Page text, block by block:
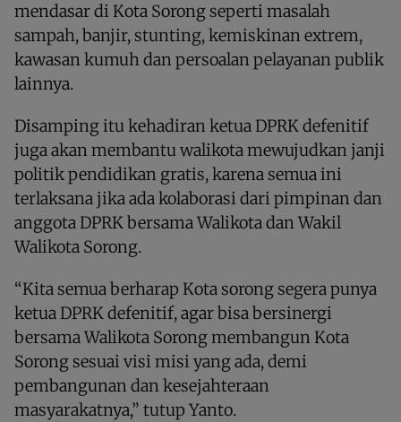
mendasar di Kota Sorong seperti masalah
sampah, banjir, stunting, kemiskinan extrem,
kawasan kumuh dan persoalan pelayanan publik
lainnya.
Disamping itu kehadiran ketua DPRK defenitif
juga akan membantu walikota mewujudkan janji
politik pendidikan gratis, karena semua ini
terlaksana jika ada kolaborasi dari pimpinan dan
anggota DPRK bersama Walikota dan Wakil
Walikota Sorong.
“Kita semua berharap Kota sorong segera punya
ketua DPRK defenitif, agar bisa bersinergi
bersama Walikota Sorong membangun Kota
Sorong sesuai visi misi yang ada, demi
pembangunan dan kesejahteraan
masyarakatnya,” tutup Yanto.